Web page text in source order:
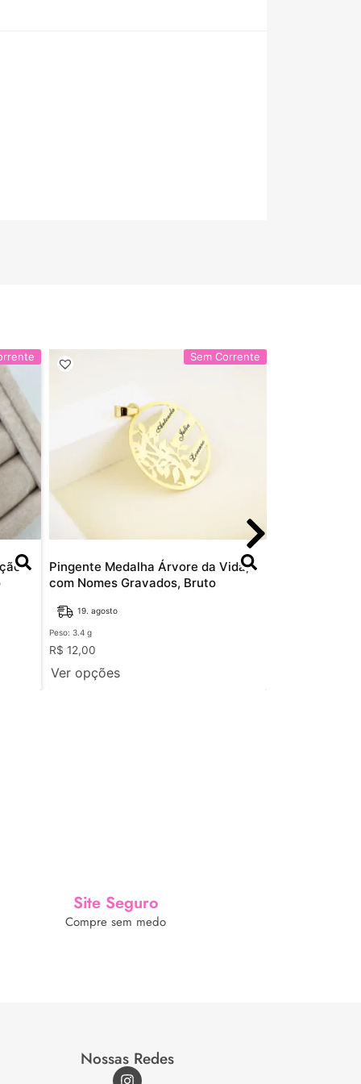
+
Sem Corrente
Pingente Medalha Árvore da Vida,
com Nomes Gravados, Bruto
19. agosto
Peso: 3.4 g
R$ 12,00
Ver opções
Site Seguro
Compre sem medo
Nossas Redes